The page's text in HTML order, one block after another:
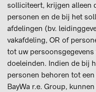
solliciteert, krijgen alleen
personen en de bij het
afdelingen (bv.
vakafdeling, OR of
tot uw
doeleinden. Indien de bij
personen behoren tot
BayWa r.e. Group,